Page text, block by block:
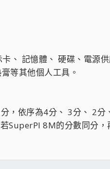
、 記憶體、 硬碟、電源
等其他個人工具。
，依序為4分、 3分、 2
SuperPI 8M的分數同分